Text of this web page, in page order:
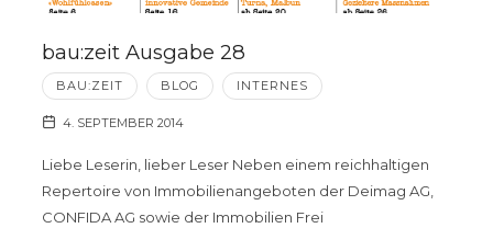
bau:zeit Ausgabe 28
BAU:ZEIT BLOG INTERNES
4. SEPTEMBER 2014
Liebe Leserin, lieber Leser Neben einem reichhaltigen
Repertoire von Immobilienangeboten der Deimag AG,
CONFIDA AG sowie der Immobilien Frei